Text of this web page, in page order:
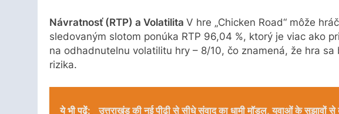
Návratnosť (RTP) a Volatilita V hre „Chicken Road“ môže
sledovaným slotom ponúka RTP 96,04 %, ktorý je viac ako
na odhadnutelnu volatilitu hry – 8/10, čo znamená, že hra
rizika.
ये भी पढ़ें: उत्तराखंड की नई पीढ़ी से सीधे संवाद का धामी मॉडल, युवाओं के सुझावों से